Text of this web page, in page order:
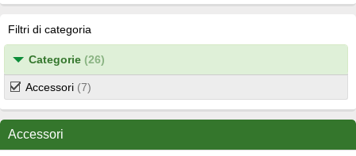
Filtri di categoria
Categorie (26)
Accessori (7)
Accessori